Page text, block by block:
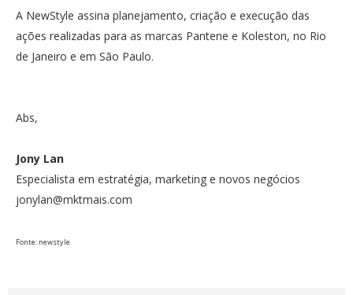
A NewStyle assina planejamento, criação e execução das
ações realizadas para as marcas Pantene e Koleston, no Rio
de Janeiro e em São Paulo.
Abs,
Jony Lan
Especialista em estratégia, marketing e novos negócios
jonylan@mktmais.com
Fonte: newstyle